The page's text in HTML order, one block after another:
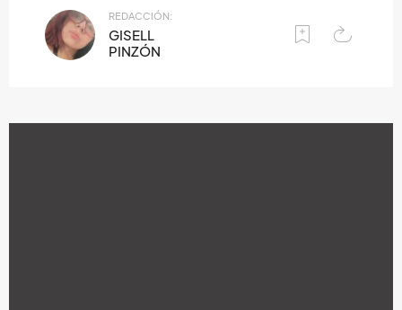
REDACCIÓN:
GISELL
PINZÓN